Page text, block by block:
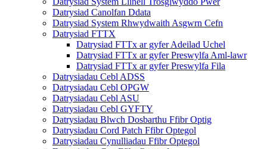
Datrysiad Canolfan Ddata
Datrysiad System Rhwydwaith Asgwrn Cefn
Datrysiad FTTX
Datrysiad FTTx ar gyfer Adeilad Uchel
Datrysiad FTTx ar gyfer Preswylfa Aml-lawr
Datrysiad FTTx ar gyfer Preswylfa Fila
Datrysiadau Cebl ADSS
Datrysiadau Cebl OPGW
Datrysiadau Cebl ASU
Datrysiadau Cebl GYFTY
Datrysiadau Blwch Dosbarthu Ffibr Optig
Datrysiadau Cord Patch Ffibr Optegol
Datrysiadau Cynulliadau Ffibr Optegol